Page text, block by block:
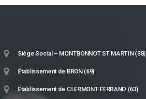
Siège Social – MONTBONNOT ST MARTIN (38)
Établissement de BRON (69)
Établissement de CLERMONT-FERRAND (63)